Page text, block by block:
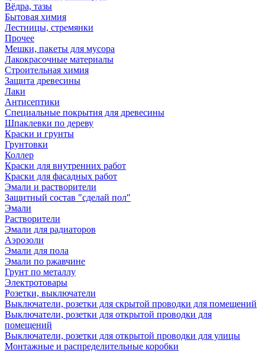
Вёдра, тазы
Бытовая химия
Лестницы, стремянки
Прочее
Мешки, пакеты для мусора
Лакокрасочные материалы
Строительная химия
Защита древесины
Лаки
Антисептики
Специальные покрытия для древесины
Шпаклевки по дереву
Краски и грунты
Грунтовки
Коллер
Краски для внутренних работ
Краски для фасадных работ
Эмали и растворители
Защитный состав "сделай пол"
Эмали
Растворители
Эмали для радиаторов
Аэрозоли
Эмали для пола
Эмали по ржавчине
Грунт по металлу
Электротовары
Розетки, выключатели
Выключатели, розетки для скрытой проводки для помещений
Выключатели, розетки для открытой проводки для
помещений
Выключатели, розетки для открытой проводки для улицы
Монтажные и распределительные коробки